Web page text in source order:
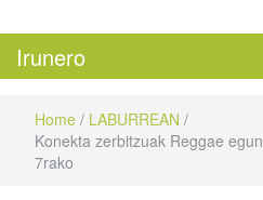
Irunero
Home / LABURREAN /
Konekta zerbitzuak Reggae
7rako